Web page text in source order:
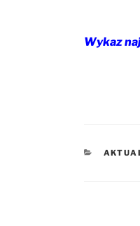
Wykaz